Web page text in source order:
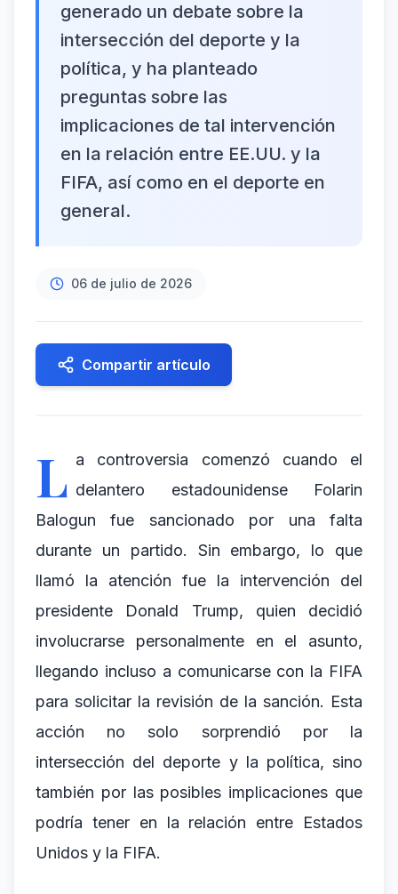
generado un debate sobre la
intersección del deporte y la
política, y ha planteado
preguntas sobre las
implicaciones de tal intervención
en la relación entre EE.UU. y la
FIFA, así como en el deporte en
general.
06 de julio de 2026
Compartir artículo
L a controversia comenzó cuando el
delantero estadounidense Folarin
Balogun fue sancionado por una falta
durante un partido. Sin embargo, lo que
llamó la atención fue la intervención del
presidente Donald Trump, quien decidió
involucrarse personalmente en el asunto,
llegando incluso a comunicarse con la FIFA
para solicitar la revisión de la sanción. Esta
acción no solo sorprendió por la
intersección del deporte y la política, sino
también por las posibles implicaciones que
podría tener en la relación entre Estados
Unidos y la FIFA.